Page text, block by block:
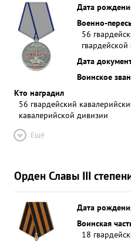
Дата
Военно-
56
Дата
Воинское
Кто наградил
56 гвардейский
кавалерийской дивизии
Ещё
Орден Славы III
Дата
Воинская
18